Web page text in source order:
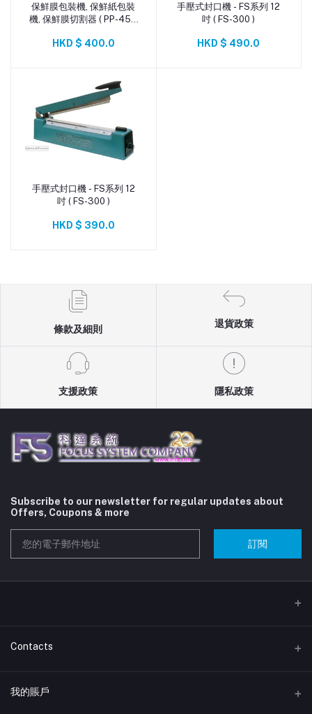
添加到購物車
保鮮膜包裝機, 保鮮紙包裝
機, 保鮮膜切割器 ( PP-45C
HKD $ 400.0
添加到購物車
手壓式封口機 - FS系列 12
吋 ( FS-300 )
HKD $ 490.0
添加到購物車
手壓式封口機 - FS系列 12
吋 ( FS-300 )
HKD $ 390.0
條款及細則
退貨政策
支援政策 隱私政策
Subscribe to our newsletter for regular updates about
Offers, Coupons & more
訂閱
Contacts
地址
我的賬戶